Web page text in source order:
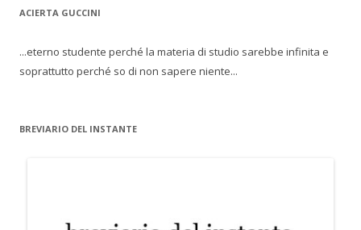
ACIERTA GUCCINI
...eterno studente perché la materia di studio sarebbe infinita e
soprattutto perché so di non sapere niente...
BREVIARIO DEL INSTANTE